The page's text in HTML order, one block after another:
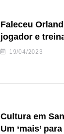
Faleceu
jogador e
de andebol do
19/04/2023
Cultura em
Um ‘mais’